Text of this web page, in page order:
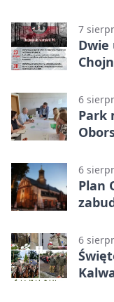
7
Dwie
6
Park
6
Plan
6